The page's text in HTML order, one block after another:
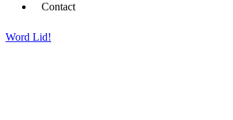
Contact
Word Lid!